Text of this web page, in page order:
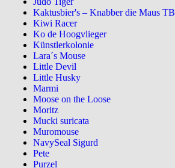
Kaktusbier's – Knabber die Maus TB
Kiwi Racer
Ko de Hoogvlieger
Künstlerkolonie
Lara´s Mouse
Little Devil
Little Husky
Marmi
Moose on the Loose
Moritz
Mucki suricata
Muromouse
NavySeal Sigurd
Pete
Purzel